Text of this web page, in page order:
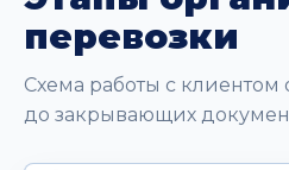
перевозки
Схема работы с
до закрывающих